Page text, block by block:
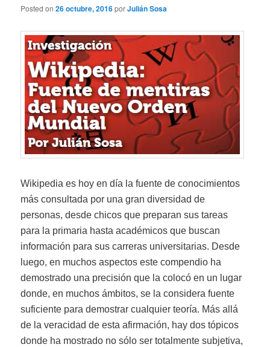
Posted on26 octubre, 2016porJulián Sosa
Wikipedia es hoy en día la fuente de conocimientos
más consultada por una gran diversidad de
personas, desde chicos que preparan sus tareas
para la primaria hasta académicos que buscan
información para sus carreras universitarias. Desde
luego, en muchos aspectos este compendio ha
demostrado una precisión que la colocó en un lugar
donde, en muchos ámbitos, se la considera fuente
suficiente para demostrar cualquier teoría. Más allá
de la veracidad de esta afirmación, hay dos tópicos
donde ha mostrado no sólo ser totalmente subjetiva,